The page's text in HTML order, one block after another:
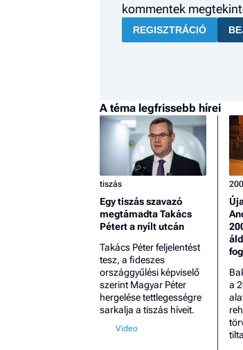
kommentek
REGISZTRÁCIÓ
A téma legfrissebb hírei
tiszás
Egy tiszás szavazó
megtámadta Takács
Pétert a nyílt utcán
Takács Péter feljelentést
tesz, a fideszes
országgyűlési képviselő
szerint Magyar Péter
hergelése tettlegességre
sarkalja a tiszás híveit.
a